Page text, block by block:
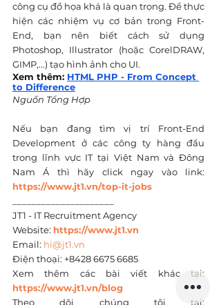
công cụ đồ họa khá là quan trọng. Để thực
hiện các nhiệm vụ cơ bản trong Front-
End, bạn nên biết cách sử dụng
Photoshop, Illustrator (hoặc CorelDRAW,
GIMP,...) tạo hình ảnh cho UI.
Xem thêm: HTML PHP - From Concept
to Difference
Nguồn Tổng Hợp
Nếu bạn đang tìm vị trí Front-End
Development ở các công ty hàng đầu
trong lĩnh vực IT tại Việt Nam và Đông
https://www.jt1.vn/top-it-jobs
JT1 - IT Recruitment Agency
Website: https://www.jt1.vn
Email: hi@jt1.vn
Điện thoại: +8428 6675 6685
https://www.jt1.vn/blog